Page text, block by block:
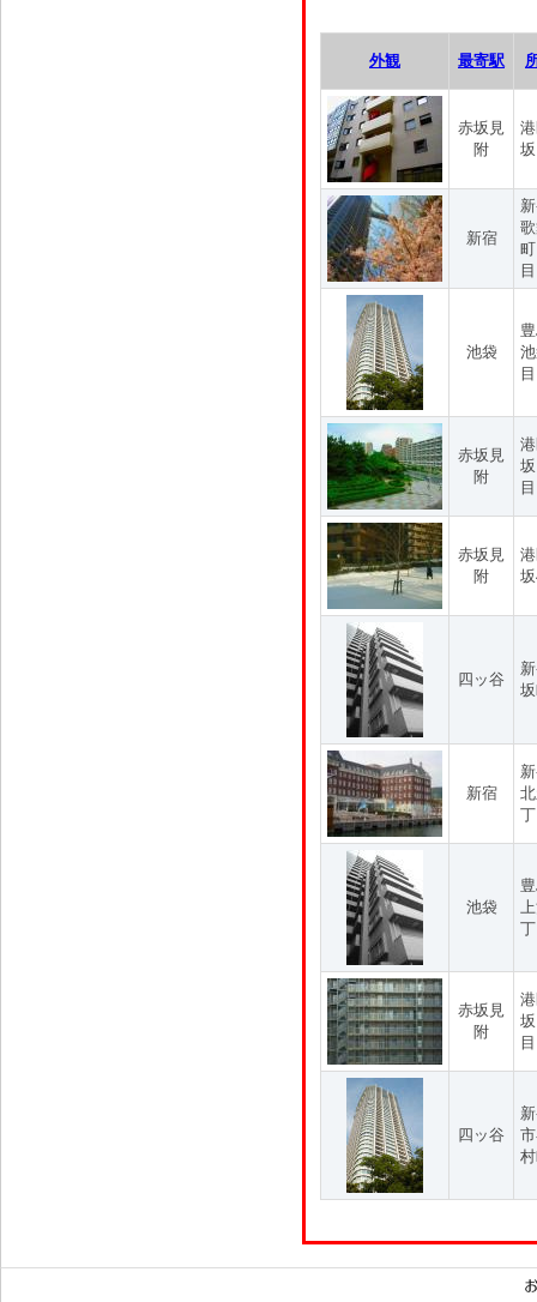
外観 最寄駅
赤坂見
附
新宿
目
池袋
目
赤坂見
附
目
赤坂見
附
四ッ谷
新宿
池袋
赤坂見
附
目
四ッ谷